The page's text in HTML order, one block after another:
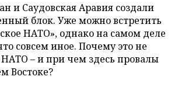
и Саудовская Аравия создали
блок. Уже можно встретить
НАТО», однако на самом деле
совсем иное. Почему это не
– и при чем здесь провалы
Востоке?